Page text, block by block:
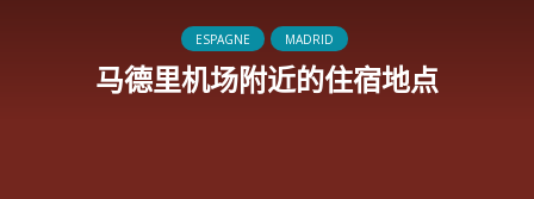
ESPAGNE MADRID
马德里机场附近的住宿地点